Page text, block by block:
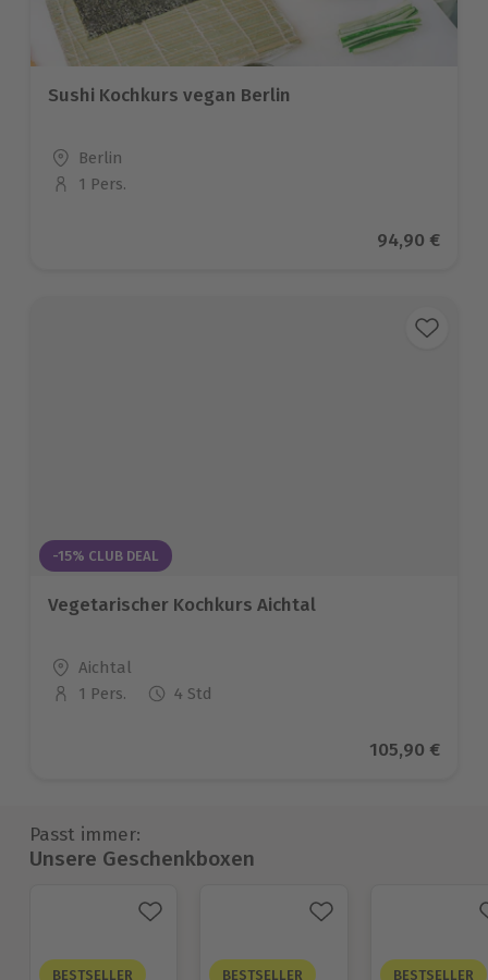
Sushi Kochkurs vegan Berlin
Standort
Berlin
Anzahl der Teilnehmer
1 Pers.
Aktueller
94,90 €
-15% CLUB DEAL
Vegetarischer Kochkurs Aichtal
Standort
Aichtal
Anzahl der Teilnehmer
1 Pers. 4 Std
Aktueller
105,90 €
Passt immer:
Unsere Geschenkboxen
BESTSELLER BESTSELLER BESTSELLER